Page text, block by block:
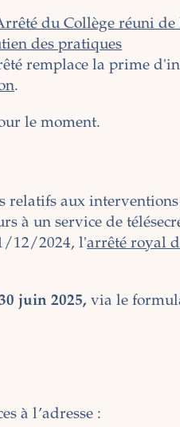
du Collège réuni de
des pratiques
remplace la prime
.
le moment.
aux interventions
à un service de
12/2024, l'arrêté royal
juin 2025, via le
à l’adresse :